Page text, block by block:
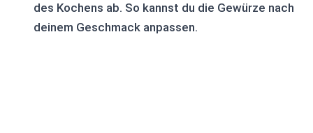
des Kochens ab. So kannst du die Gewürze nach
deinem Geschmack anpassen.